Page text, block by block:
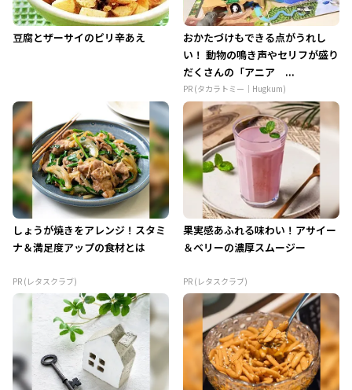
豆腐とザーサイのピリ辛あえ
おかたづけもできる点がうれし
い！ 動物の鳴き声やセリフが盛り
だくさんの「アニア ...
PR (タカラトミー｜Hugkum)
しょうが焼きをアレンジ！スタミ
ナ＆満足度アップの食材とは
PR (レタスクラブ)
果実感あふれる味わい！アサイー
＆ベリーの濃厚スムージー
PR (レタスクラブ)